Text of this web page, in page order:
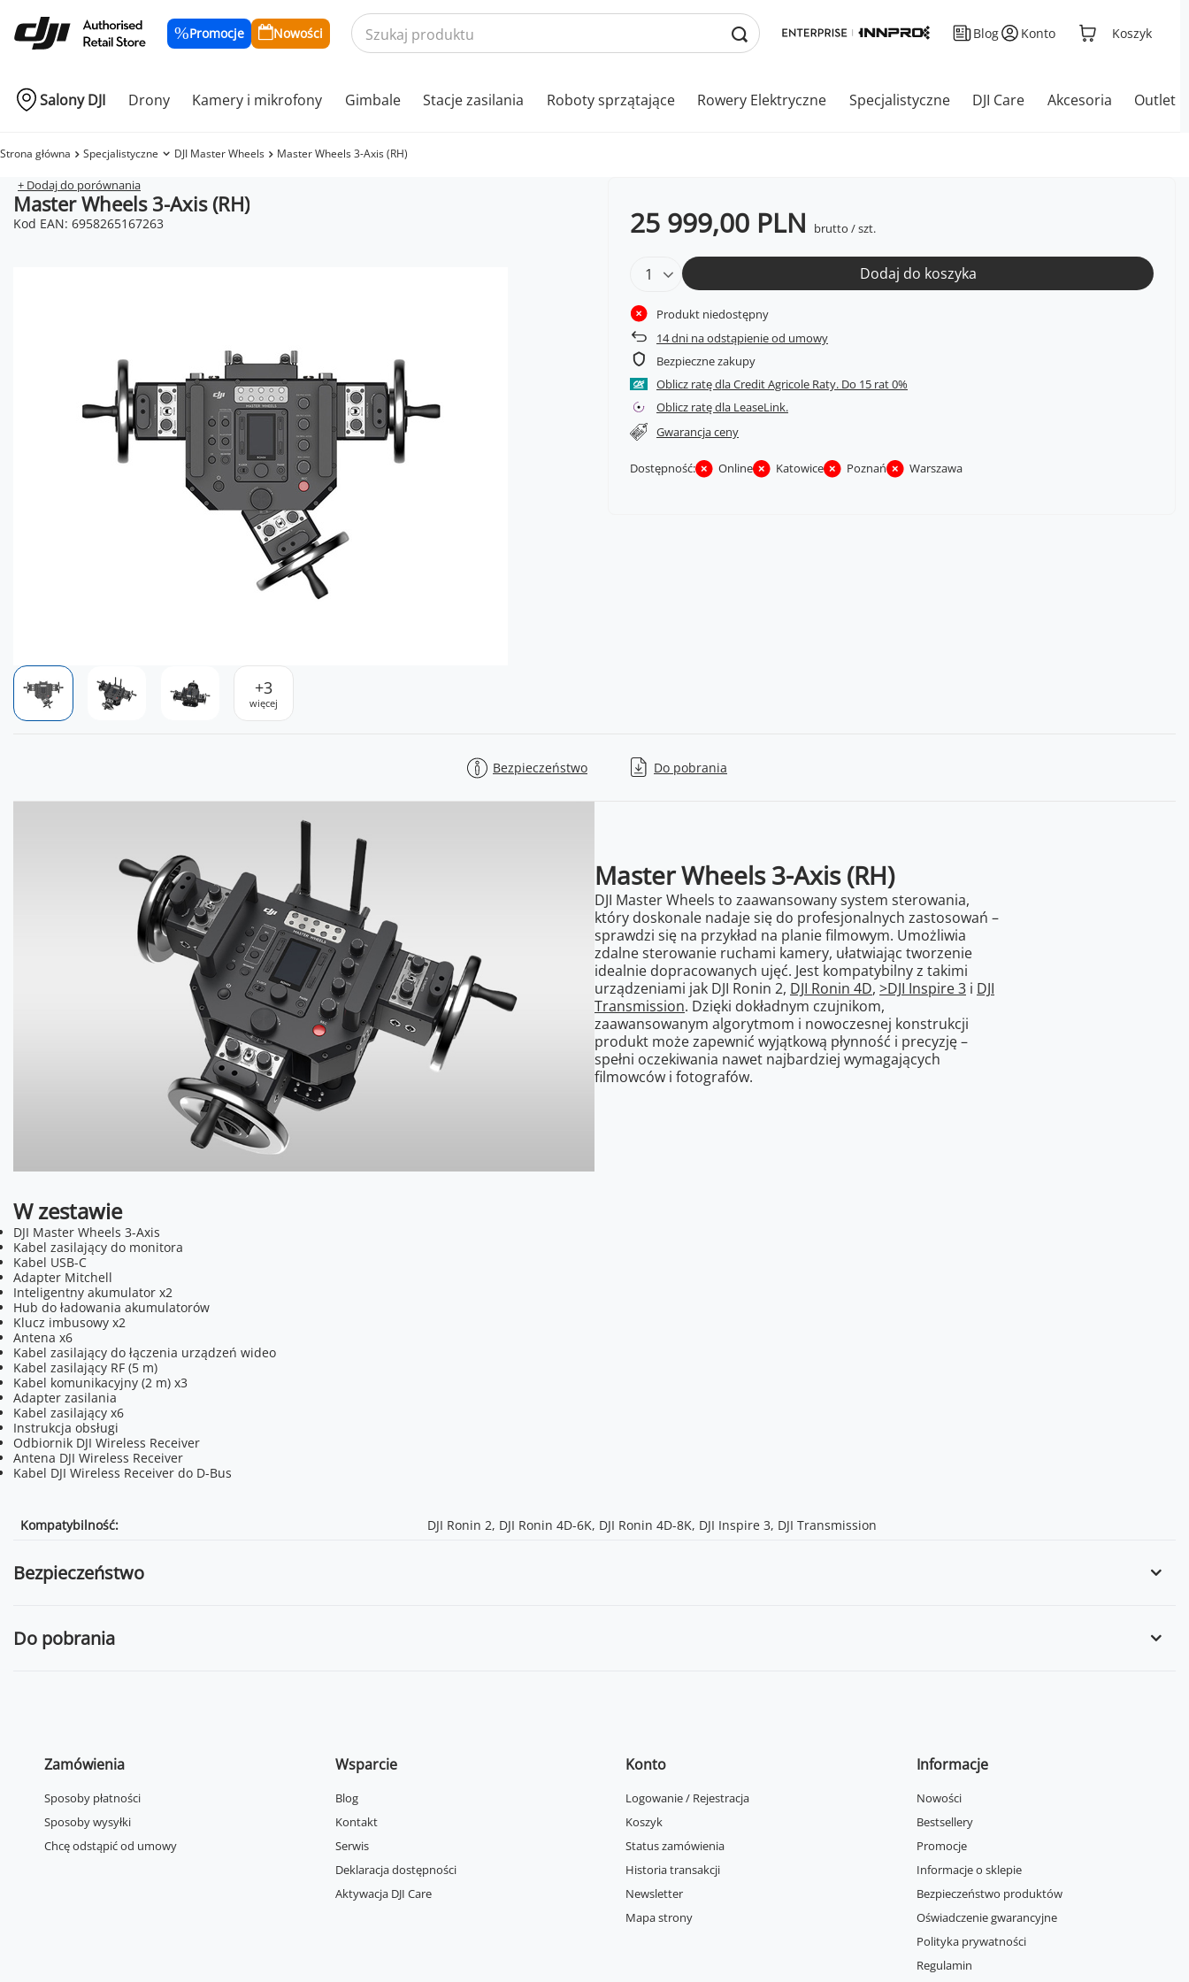
Promocje Nowości Blog Konto Koszyk
Salony DJI Drony Kamery i mikrofony Gimbale Stacje zasilania Roboty sprzątające Rowery Elektryczne Specjalistyczne DJI Care Akcesoria Outlet
Strona główna Specjalistyczne DJI Master Wheels Master Wheels 3-Axis (RH)
+ Dodaj do porównania
Master Wheels 3-Axis (RH)
Kod EAN: 6958265167263
+3
więcej
25 999,00 PLN brutto /szt.
Dodaj do koszyka
Produkt niedostępny
14dni na odstąpienie od umowy
Bezpieczne zakupy
Oblicz ratę dla Credit Agricole Raty.
Oblicz ratę dla LeaseLink.
Gwarancja ceny
Dostępność: Online Katowice Poznań Warszawa
Bezpieczeństwo Do pobrania
Master Wheels 3-Axis (RH)
DJI Master Wheels to zaawansowany system sterowania,
który doskonale nadaje się do profesjonalnych zastosowań –
sprawdzi się na przykład na planie filmowym. Umożliwia
zdalne sterowanie ruchami kamery, ułatwiając tworzenie
idealnie dopracowanych ujęć. Jest kompatybilny z takimi
urządzeniami jak DJI Ronin 2, DJI Ronin 4D, >DJI Inspire 3 i DJI
Transmission. Dzięki dokładnym czujnikom,
zaawansowanym algorytmom i nowoczesnej konstrukcji
produkt może zapewnić wyjątkową płynność i precyzję –
spełni oczekiwania nawet najbardziej wymagających
filmowców i fotografów.
W zestawie
DJI Master Wheels 3-Axis
Kabel zasilający do monitora
Kabel USB-C
Adapter Mitchell
Inteligentny akumulator x2
Hub do ładowania akumulatorów
Klucz imbusowy x2
Antena x6
Kabel zasilający do łączenia urządzeń wideo
Kabel zasilający RF (5 m)
Kabel komunikacyjny (2 m) x3
Adapter zasilania
Kabel zasilający x6
Instrukcja obsługi
Odbiornik DJI Wireless Receiver
Antena DJI Wireless Receiver
Kabel DJI Wireless Receiver do D-Bus
Kompatybilność: DJI Ronin 2, DJI Ronin 4D-6K, DJI Ronin 4D-8K, DJI Inspire 3, DJI Transmission
Bezpieczeństwo
Do pobrania
Zamówienia
Sposoby płatności
Sposoby wysyłki
Chcę odstąpić od umowy
Wsparcie
Blog
Kontakt
Serwis
Deklaracja dostępności
Aktywacja DJI Care
Konto
Logowanie / Rejestracja
Koszyk
Status zamówienia
Historia transakcji
Newsletter
Mapa strony
Informacje
Nowości
Bestsellery
Promocje
Informacje o sklepie
Bezpieczeństwo produktów
Oświadczenie gwarancyjne
Polityka prywatności
Regulamin